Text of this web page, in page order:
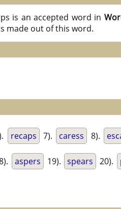
is an accepted word in
made out of this word.
recaps 7). caress 8).
aspers 19). spears 20).